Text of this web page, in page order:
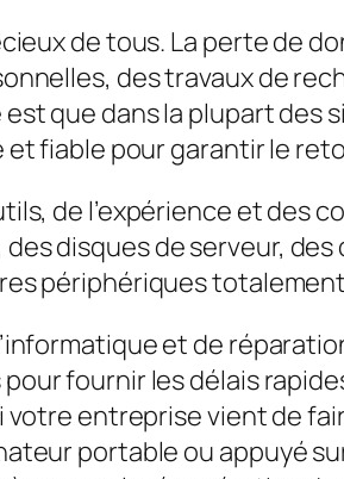
de tous. La perte de
des travaux de
que dans la plupart
fiable pour garantir le
de l’expérience et des
disques de serveur,
périphériques
et de
fournir les délais
entreprise vient de
portable ou appuyé